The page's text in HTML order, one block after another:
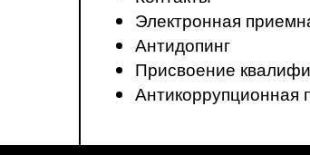
Электронная
Антидопинг
Присвоение
Антикоррупционная